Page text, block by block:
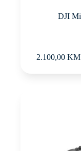
DJI
2.100,00 KM